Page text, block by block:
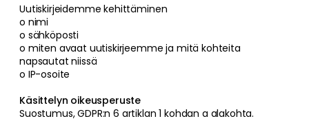
Uutiskirjeidemme kehittäminen
o nimi
o sähköposti
o miten avaat uutiskirjeemme ja mitä kohteita
napsautat niissä
o IP-osoite
Käsittelyn oikeusperuste
Suostumus, GDPR:n 6 artiklan 1 kohdan a alakohta.